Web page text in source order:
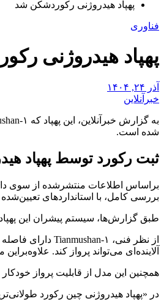
پهپاد هیدروژنی رکوردشکن شد
فناوری
پهپاد هیدروژنی
آذر ۲۴, ۱۴۰۴
خبرآنلاین
شده است.
ثبت رکورد توسط پهپاد
بررسی کامل، با استانداردهای
طبق گزارش‌ها، سیستم پیشران این
آلاینده‌ای می‌تواند پرواز کند. علاوه‌براین می‌تواند در بازه دمایی
همچنین این مدل از قابلیت پرواز خودکار BVLOS در برد ۱۰۰ کیلومتری بهره می‌برد که آن را برای انجام مأموریت‌هایی که فراتر از میدان دید اپراتور هستند مناسب می‌کند.
در «پهپاد هیدروژنی چین رکورد